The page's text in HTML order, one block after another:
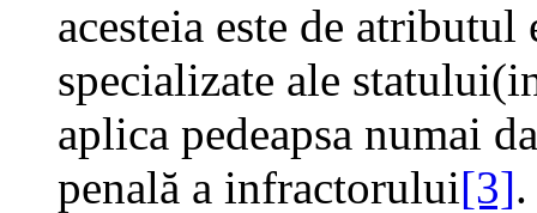
acesteia este de
specializate ale
aplica pedeapsa numai
penală a infractorului[3].